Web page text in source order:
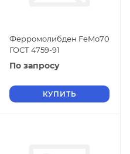
Ферромолибден FeMo70
ГОСТ 4759-91
По запросу
КУПИТЬ